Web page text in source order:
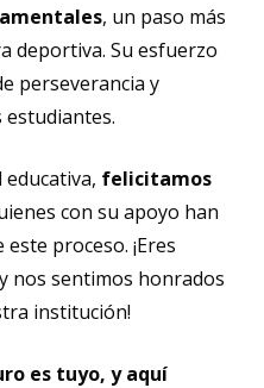
, un paso más
deportiva. Su esfuerzo
perseverancia y
felicitamos
con su apoyo han
proceso. ¡Eres
nos sentimos honrados
institución!
es tuyo, y aquí